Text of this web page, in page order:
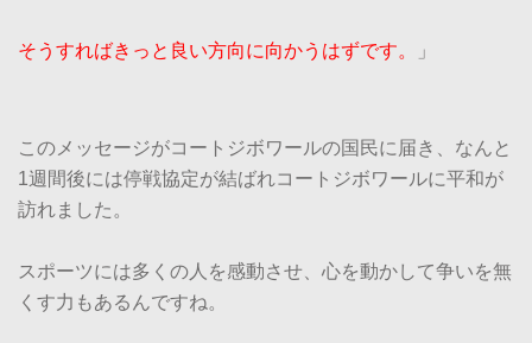
そうすればきっと良い方向に向かうはずです。 」
このメッセージがコートジボワールの国民に届き、なんと
1週間後には停戦協定が結ばれコートジボワールに平和が
訪れました。
スポーツには多くの人を感動させ、心を動かして争いを無
くす力もあるんですね。